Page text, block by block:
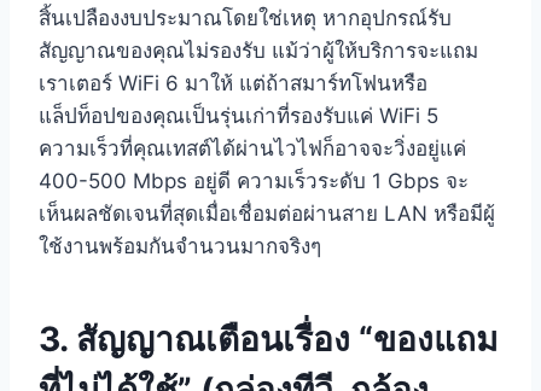
สิ้นเปลืองงบประมาณโดยใช่เหตุ หากอุปกรณ์รับ
สัญญาณของคุณไม่รองรับ แม้ว่าผู้ให้บริการจะแถม
เราเตอร์ WiFi 6 มาให้ แต่ถ้าสมาร์ทโฟนหรือ
แล็ปท็อปของคุณเป็นรุ่นเก่าที่รองรับแค่ WiFi 5
ความเร็วที่คุณเทสต์ได้ผ่านไวไฟก็อาจจะวิ่งอยู่แค่
400-500 Mbps อยู่ดี ความเร็วระดับ 1 Gbps จะ
เห็นผลชัดเจนที่สุดเมื่อเชื่อมต่อผ่านสาย LAN หรือมีผู้
ใช้งานพร้อมกันจำนวนมากจริงๆ
3. สัญญาณเตือนเรื่อง “ของแถม